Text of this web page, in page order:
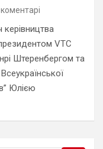
керівництва
VTC
Штеренбергом та
Юлією